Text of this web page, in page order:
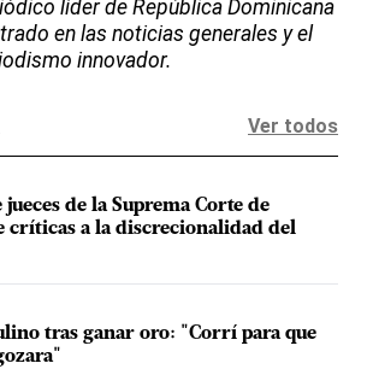
líder de República Dominicana
en las noticias generales y el
innovador.
Ver todos
de la Suprema Corte de
críticas a la discrecionalidad del
tras ganar oro: "Corrí para que